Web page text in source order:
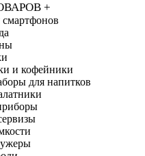
+
смартфонов
и кофейники
для напитков